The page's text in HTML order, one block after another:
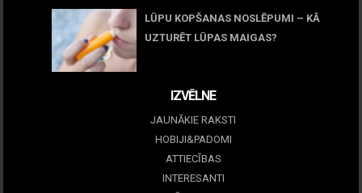
LŪPU KOPŠANAS NOSLĒPUMI – KĀ
UZTURĒT LŪPAS MAIGAS?
IZVĒLNE
JAUNĀKIE RAKSTI
HOBIJI&PADOMI
ATTIECĪBAS
INTERESANTI